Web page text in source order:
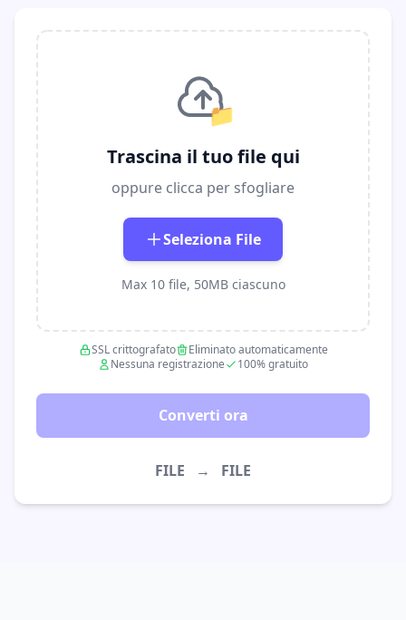
📁
Trascina il tuo file qui
oppure clicca per sfogliare
Seleziona File
Max 10 file, 50MB ciascuno
SSL crittografato
Eliminato automaticamente
Nessuna registrazione
100% gratuito
Converti ora
FILE → FILE